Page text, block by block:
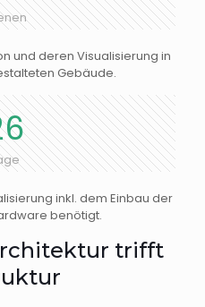
und deren Visualisierung in
Gebäude.
inkl. dem Einbau der
benötigt.
trifft